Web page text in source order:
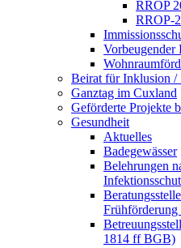
RROP
RROP-
Vorbeugender
Beirat für Inklusion /
Ganztag im Cuxland
Geförderte Projekte
Gesundheit
Aktuelles
Badegewässer
Belehrungen
1814 ff BGB)